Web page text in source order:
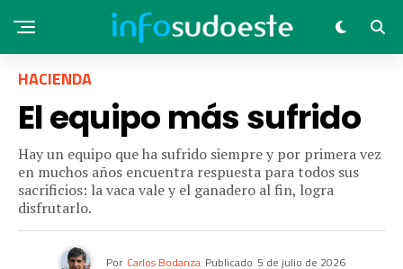
HACIENDA
El equipo más sufrido
Hay un equipo que ha sufrido siempre y por primera vez
en muchos años encuentra respuesta para todos sus
sacrificios: la vaca vale y el ganadero al fin, logra
disfrutarlo.
Por Carlos Bodanza Publicado 5 de julio de 2026